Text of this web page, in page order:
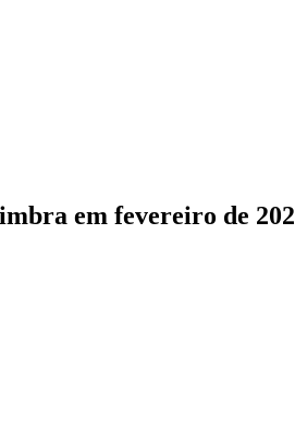
em fevereiro de 202